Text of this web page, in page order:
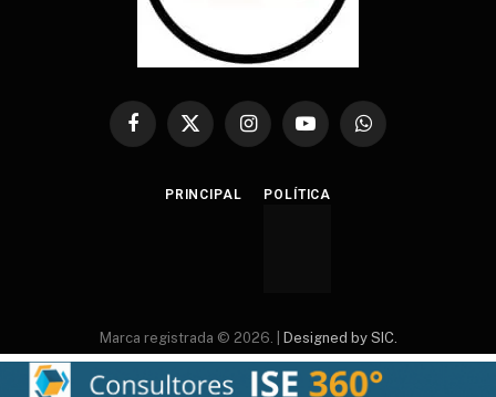
Facebook
X
InstagramYouTubeWhatsApp
PRINCIPAL POLÍTICA
Marca registrada © 2026. | Designed by SIC.